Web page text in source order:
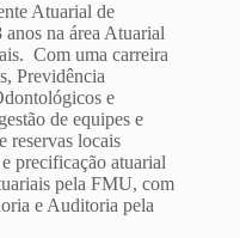
Atuarial de
na área Atuarial
Com uma carreira
Previdência
e
de equipes e
reservas locais
precificação atuarial
pela FMU, com
e Auditoria pela